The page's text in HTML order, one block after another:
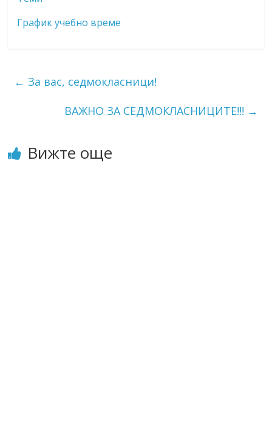
График учебно време
← За вас, седмокласници!
ВАЖНО ЗА СЕДМОКЛАСНИЦИТЕ!!! →
Вижте още